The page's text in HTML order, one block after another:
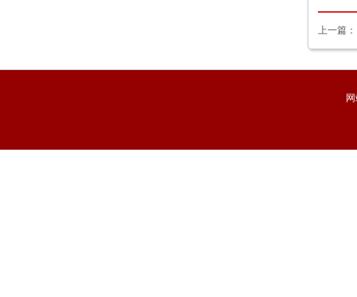
上一篇
举，刘